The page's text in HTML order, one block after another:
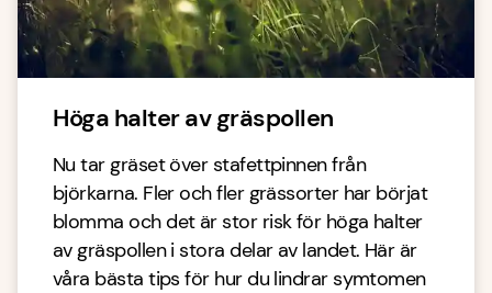
Höga halter av gräspollen
Nu tar gräset över stafettpinnen från
björkarna. Fler och fler grässorter har börjat
blomma och det är stor risk för höga halter
av gräspollen i stora delar av landet. Här är
våra bästa tips för hur du lindrar symtomen